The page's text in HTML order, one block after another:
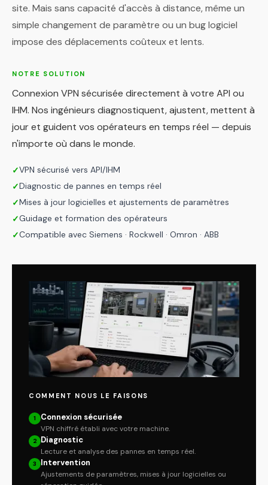
site. Mais sans capacité d'accès à distance, même un
simple changement de paramètre ou un bug logiciel
impose des déplacements coûteux et lents.
NOTRE SOLUTION
Connexion VPN sécurisée directement à votre API ou
IHM. Nos ingénieurs diagnostiquent, ajustent, mettent à
jour et guident vos opérateurs en temps réel — depuis
n'importe où dans le monde.
✓VPN sécurisé vers API/IHM
✓Diagnostic de pannes en temps réel
✓Mises à jour logicielles et ajustements de paramètres
✓Guidage et formation des opérateurs
✓Compatible avec Siemens · Rockwell · Omron · ABB
COMMENT NOUS LE FAISONS
1 Connexion sécurisée
VPN chiffré établi avec votre machine.
2 Diagnostic
Lecture et analyse des pannes en temps réel.
3 Intervention
Ajustements de paramètres, mises à jour logicielles ou